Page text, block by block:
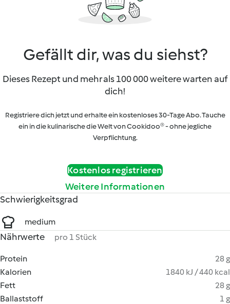
Gefällt dir, was du siehst?
Dieses Rezept und mehr als 100 000 weitere warten auf
dich!
Registriere dich jetzt und erhalte ein kostenloses 30-Tage Abo. Tauche
ein in die kulinarische die Welt von Cookidoo® - ohne jegliche
Verpflichtung.
Kostenlos registrieren
Weitere Informationen
Schwierigkeitsgrad
medium
Nährwerte pro 1 Stück
Protein
28 g
Kalorien
1840 kJ / 440 kcal
Fett
28 g
Ballaststoff
1 g